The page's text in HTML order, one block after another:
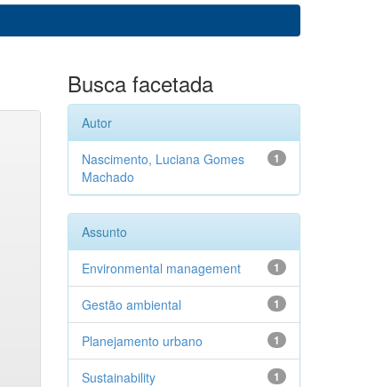
Busca facetada
Autor
1
Nascimento, Luciana Gomes
Machado
Assunto
1
Environmental management
1
Gestão ambiental
1
Planejamento urbano
1
Sustainability